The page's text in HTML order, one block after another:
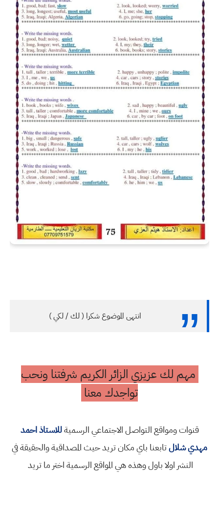
انتهى الموضوع شكرا ( لك / لكي )
مهم لك عزيزي الزائر الكريم شرفتنا ونحب
تواجدك معنا
قنوات ومواقع التواصل الاجتماعي الرسميةللاستاذ احمد
مهدي شلالتابعنا باي مكان تريد حيث المصداقية والحقيقة في
النشر اولا باول وهذه هي المواقع الرسمية اختر ما تريد